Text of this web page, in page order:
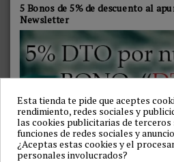
43,46 €49,95 €
Añadir a la cesta
-13% -
5 Bonos de 5% de descuento al
Newsletter
Esta tienda te pide que aceptes
rendimiento, redes sociales y
las cookies publicitarias de
funciones de redes sociales y
¿Aceptas estas cookies y el
personales involucrados?